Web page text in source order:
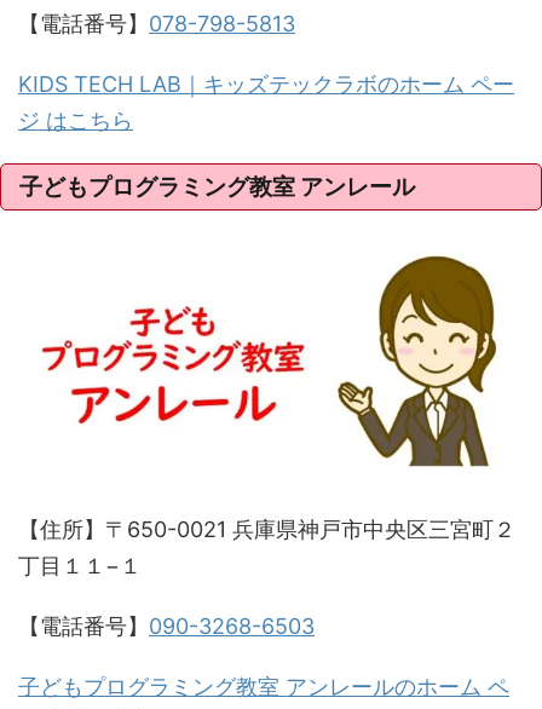
【電話番号】 078-798-5813
KIDS TECH LAB｜キッズテックラボのホーム ペー
ジ はこちら
子どもプログラミング教室 アンレール
【住所】〒650-0021 兵庫県神戸市中央区三宮町２
丁目１１−１
【電話番号】 090-3268-6503
子どもプログラミング教室 アンレールのホーム ペ